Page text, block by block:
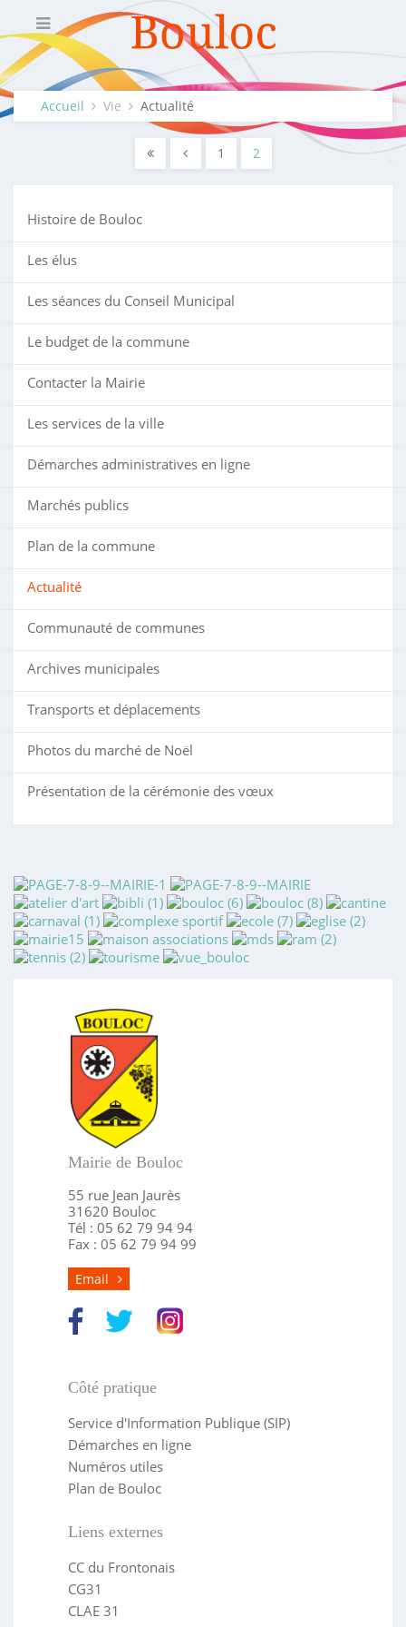
Accueil Vie Actualité
1 2
Histoire de Bouloc
Les élus
Les séances du Conseil Municipal
Le budget de la commune
Contacter la Mairie
Les services de la ville
Démarches administratives en ligne
Marchés publics
Plan de la commune
Actualité
Communauté de communes
Archives municipales
Transports et déplacements
Photos du marché de Noël
Présentation de la cérémonie des vœux
Mairie de Bouloc
55 rue Jean Jaurès
31620 Bouloc
Tél : 05 62 79 94 94
Fax : 05 62 79 94 99
Email
Côté pratique
Service d'Information Publique (SIP)
Démarches en ligne
Numéros utiles
Plan de Bouloc
Liens externes
CC du Frontonais
CG31
CLAE 31